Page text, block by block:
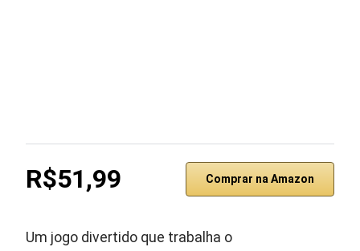
R$51,99 Comprar na Amazon
Um jogo divertido que trabalha o